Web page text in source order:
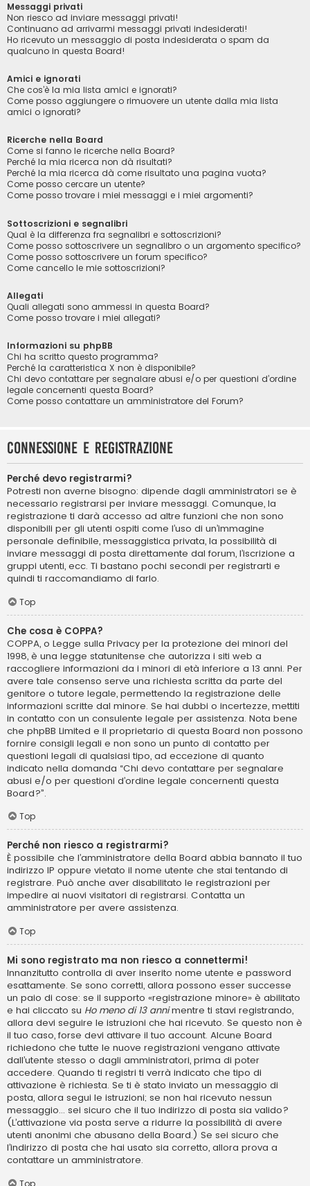
Messaggi privati
Non riesco ad inviare messaggi privati!
Continuano ad arrivarmi messaggi privati indesiderati!
Ho ricevuto un messaggio di posta indesiderata o spam da
qualcuno in questa Board!
Amici e ignorati
Che cos’è la mia lista amici e ignorati?
Come posso aggiungere o rimuovere un utente dalla mia lista
amici o ignorati?
Ricerche nella Board
Come si fanno le ricerche nella Board?
Perché la mia ricerca non dà risultati?
Perché la mia ricerca dà come risultato una pagina vuota?
Come posso cercare un utente?
Come posso trovare i miei messaggi e i miei argomenti?
Sottoscrizioni e segnalibri
Qual è la differenza fra segnalibri e sottoscrizioni?
Come posso sottoscrivere un segnalibro o un argomento specifico?
Come posso sottoscrivere un forum specifico?
Come cancello le mie sottoscrizioni?
Allegati
Quali allegati sono ammessi in questa Board?
Come posso trovare i miei allegati?
Informazioni su phpBB
Chi ha scritto questo programma?
Perché la caratteristica X non è disponibile?
Chi devo contattare per segnalare abusi e/o per questioni d’ordine
legale concernenti questa Board?
Come posso contattare un amministratore del Forum?
Connessione e registrazione
Perché devo registrarmi?
Potresti non averne bisogno: dipende dagli amministratori se è
necessario registrarsi per inviare messaggi. Comunque, la
registrazione ti darà accesso ad altre funzioni che non sono
disponibili per gli utenti ospiti come l’uso di un’immagine
personale definibile, messaggistica privata, la possibilità di
inviare messaggi di posta direttamente dal forum, l’iscrizione a
gruppi utenti, ecc. Ti bastano pochi secondi per registrarti e
quindi ti raccomandiamo di farlo.
Top
Che cosa è COPPA?
COPPA, o Legge sulla Privacy per la protezione dei minori del
1998, è una legge statunitense che autorizza i siti web a
raccogliere informazioni da i minori di età inferiore a 13 anni. Per
avere tale consenso serve una richiesta scritta da parte del
genitore o tutore legale, permettendo la registrazione delle
informazioni scritte dal minore. Se hai dubbi o incertezze, mettiti
in contatto con un consulente legale per assistenza. Nota bene
che phpBB Limited e il proprietario di questa Board non possono
fornire consigli legali e non sono un punto di contatto per
questioni legali di qualsiasi tipo, ad eccezione di quanto
indicato nella domanda “Chi devo contattare per segnalare
abusi e/o per questioni d’ordine legale concernenti questa
Board?”.
Top
Perché non riesco a registrarmi?
È possibile che l’amministratore della Board abbia bannato il tuo
indirizzo IP oppure vietato il nome utente che stai tentando di
registrare. Può anche aver disabilitato le registrazioni per
impedire ai nuovi visitatori di registrarsi. Contatta un
amministratore per avere assistenza.
Top
Mi sono registrato ma non riesco a connettermi!
Innanzitutto controlla di aver inserito nome utente e password
esattamente. Se sono corretti, allora possono esser successe
un paio di cose: se il supporto «registrazione minore» è abilitato
e hai cliccato su Ho meno di 13 annimentre ti stavi registrando,
allora devi seguire le istruzioni che hai ricevuto. Se questo non è
il tuo caso, forse devi attivare il tuo account. Alcune Board
richiedono che tutte le nuove registrazioni vengano attivate
dall’utente stesso o dagli amministratori, prima di poter
accedere. Quando ti registri ti verrà indicato che tipo di
attivazione è richiesta. Se ti è stato inviato un messaggio di
posta, allora segui le istruzioni; se non hai ricevuto nessun
messaggio... sei sicuro che il tuo indirizzo di posta sia valido?
(L’attivazione via posta serve a ridurre la possibilità di avere
utenti anonimi che abusano della Board.) Se sei sicuro che
l’indirizzo di posta che hai usato sia corretto, allora prova a
contattare un amministratore.
Top